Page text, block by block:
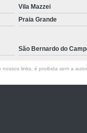
Vila Mazzei
Praia Grande
São Bernardo do
links, é proibida sem a